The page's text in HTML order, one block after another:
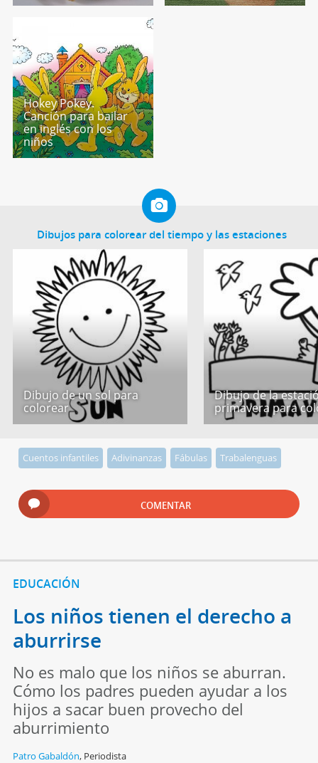
Hokey Pokey.
Canción para bailar
en inglés con los
niños
Dibujos para colorear del tiempo y las estaciones
Dibujo de un sol para
colorear
Dibujo de la
primavera para
Cuentos infantiles Adivinanzas Fábulas Trabalenguas
COMENTAR
EDUCACIÓN
Los niños tienen el derecho a
aburrirse
No es malo que los niños se aburran.
Cómo los padres pueden ayudar a los
hijos a sacar buen provecho del
aburrimiento
Patro Gabaldón, Periodista